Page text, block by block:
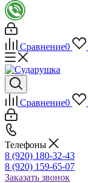
Сравнение0
Сравнение0
Телефоны
8 (920) 180-32-43
8 (920) 159-65-07
Заказать звонок